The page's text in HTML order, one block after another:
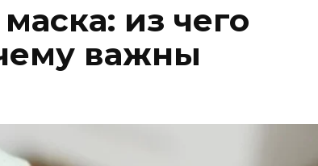
из чего
важны